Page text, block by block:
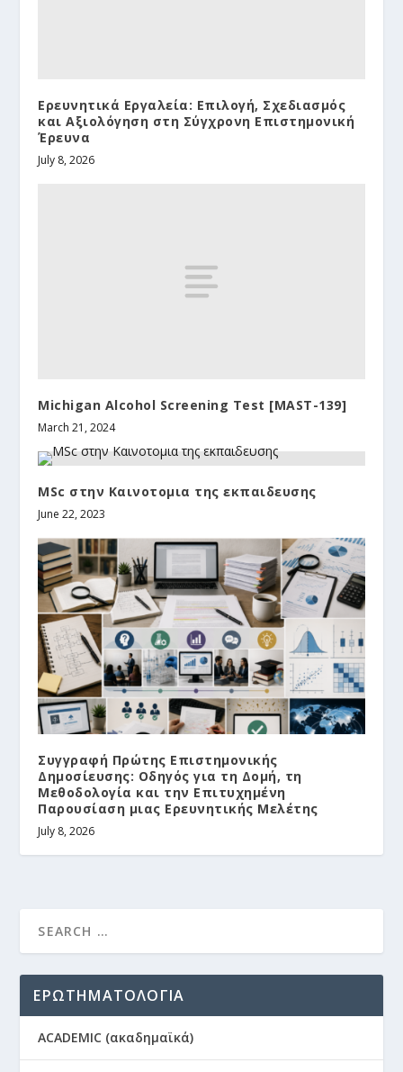
Ερευνητικά Εργαλεία: Επιλογή, Σχεδιασμός
και Αξιολόγηση στη Σύγχρονη Επιστημονική
Έρευνα
July 8, 2026
Michigan Alcohol Screening Test [MAST-139]
March 21, 2024
MSc στην Καινοτομια της εκπαιδευσης
June 22, 2023
Συγγραφή Πρώτης Επιστημονικής
Δημοσίευσης: Οδηγός για τη Δομή, τη
Μεθοδολογία και την Επιτυχημένη
Παρουσίαση μιας Ερευνητικής Μελέτης
July 8, 2026
ΕΡΩΤΗΜΑΤΟΛΟΓΙΑ
ACADEMIC (ακαδημαϊκά)